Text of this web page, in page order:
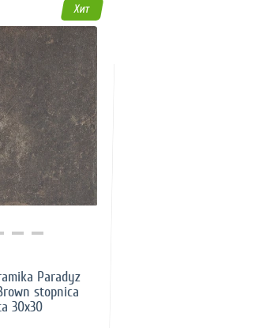
Хит
клик
Paradyz
stopnica
30x30